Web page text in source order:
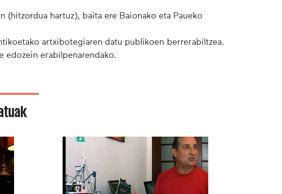
(hitzordua hartuz), baita ere Baionako eta Paueko
artxibotegiaren datu publikoen berrerabiltzea.
edozein erabilpenarendako.